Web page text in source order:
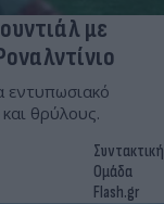
με
εντυπωσιακό
θρύλους.
Συντακτική
Ομάδα
Flash.gr